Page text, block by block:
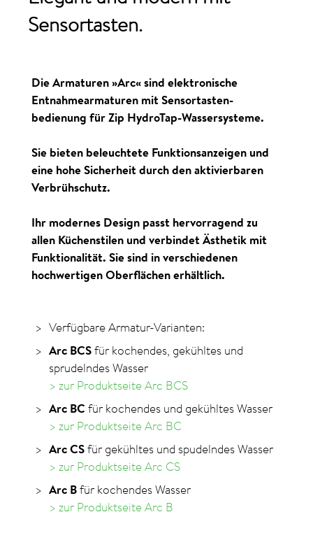
Sensortasten.
Die Armaturen »Arc« sind elektronische
Entnahmearmaturen mit Sensortasten­­
bedienung für Zip HydroTap-Wassersysteme.
Sie bieten beleuchtete Funktionsanzeigen und
eine hohe Sicherheit durch den aktivierbaren
Verbrühschutz.
Ihr modernes Design passt hervorragend zu
allen Küchenstilen und verbindet Ästhetik mit
Funktionalität. Sie sind in verschiedenen
hochwertigen Oberflächen erhältlich.
Verfügbare Armatur-Varianten:
Arc BCSfür kochendes, gekühltes und
sprudelndes Wasser
> zur Produktseite Arc BCS
Arc BC für kochendes und gekühltes Wasser
> zur Produktseite Arc BC
Arc CSfür gekühltes und spudelndes Wasser
> zur Produktseite Arc CS
Arc Bfür kochendes Wasser
> zur Produktseite Arc B